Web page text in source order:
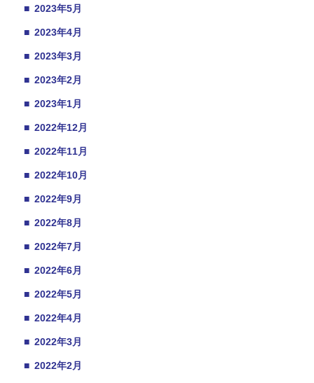
■ 2023年5月
■ 2023年4月
■ 2023年3月
■ 2023年2月
■ 2023年1月
■ 2022年12月
■ 2022年11月
■ 2022年10月
■ 2022年9月
■ 2022年8月
■ 2022年7月
■ 2022年6月
■ 2022年5月
■ 2022年4月
■ 2022年3月
■ 2022年2月